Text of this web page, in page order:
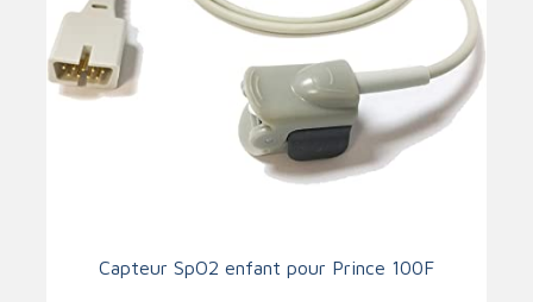
Capteur SpO2 enfant pour Prince 100F